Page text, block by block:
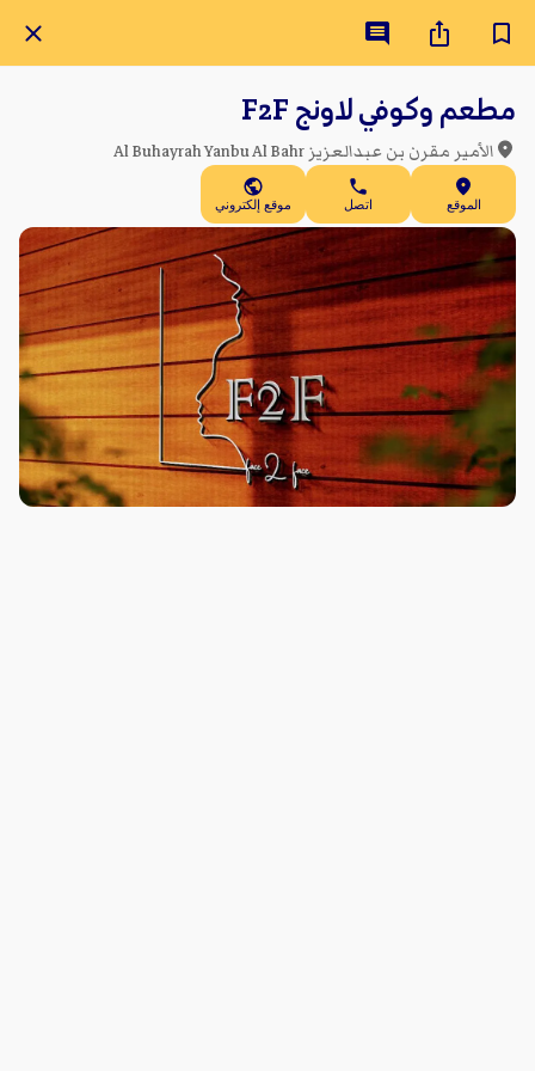
مطعم وكوفي لاونج F2F
الأمير مقرن بن عبدالعزيز Al Buhayrah Yanbu Al Bahr
الموقع اتصل موقع إلكتروني